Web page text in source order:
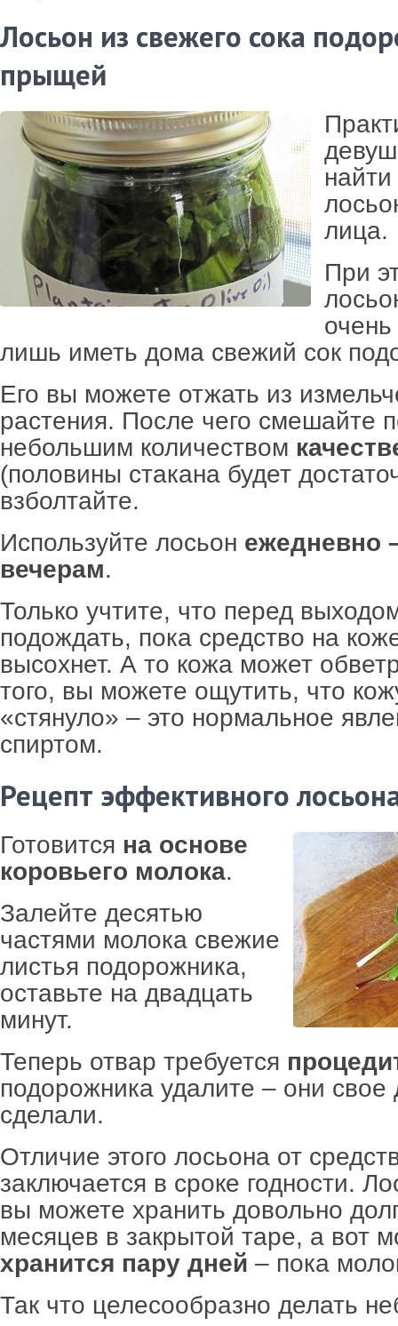
Лосьон из свежего сока
прыщей
лица.
При
лишь иметь дома свежий сок
Его вы можете отжать из
растения. После чего смешайте
небольшим количеством
(половины стакана будет
взболтайте.
Используйте лосьон ежедневно
вечерам.
Только учтите, что перед
подождать, пока средство на
высохнет. А то кожа может
того, вы можете ощутить, что
«стянуло» – это нормальное
спиртом.
Рецепт эффективного
Готовится на основе
коровьего молока.
Залейте десятью
частями молока свежие
листья подорожника,
оставьте на двадцать
минут.
Теперь отвар требуется
подорожника удалите – они свое
сделали.
Отличие этого лосьона от
заключается в сроке годности.
вы можете хранить довольно
месяцев в закрытой таре, а вот
хранится пару дней – пока
Так что целесообразно делать